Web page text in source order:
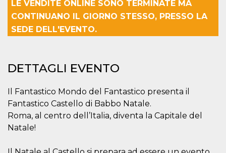
LE VENDITE ONLINE SONO TERMINATE MA
CONTINUANO IL GIORNO STESSO, PRESSO LA
SEDE DELL'EVENTO.
DETTAGLI EVENTO
Il Fantastico Mondo del Fantastico presenta il
Fantastico Castello di Babbo Natale.
Roma, al centro dell’Italia, diventa la Capitale del
Natale!
dei servizi di
elaborazione
dei pagamenti,
memorizzazione
oooh.events
settimane
viene utilizzato
Script.com per
ricordare le
visitatori. È